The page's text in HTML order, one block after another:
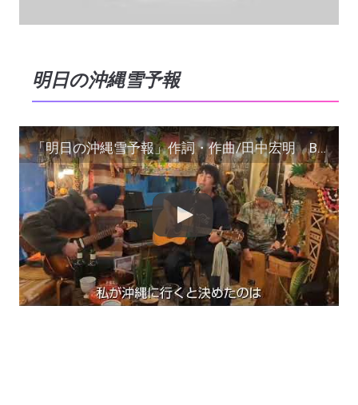
明日の沖縄雪予報
「明日の沖縄雪予報」作詞・作曲/田中宏明 BerryBerryBreakfast 下北沢tomboyで１曲演奏させていただきました